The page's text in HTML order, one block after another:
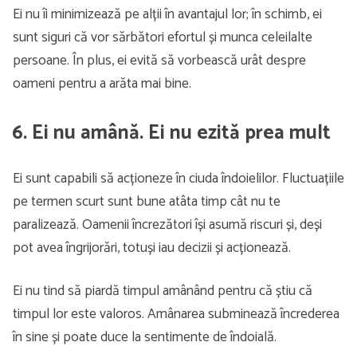
Ei nu îi minimizează pe alții în avantajul lor; în schimb, ei
sunt siguri că vor sărbători efortul și munca celeilalte
persoane. În plus, ei evită să vorbească urât despre
oameni pentru a arăta mai bine.
6. Ei nu amână. Ei nu ezită prea mult
Ei sunt capabili să acționeze în ciuda îndoielilor. Fluctuațiile
pe termen scurt sunt bune atâta timp cât nu te
paralizează. Oamenii încrezători își asumă riscuri și, deși
pot avea îngrijorări, totuși iau decizii și acționează.
Ei nu tind să piardă timpul amânând pentru că știu că
timpul lor este valoros. Amânarea subminează încrederea
în sine și poate duce la sentimente de îndoială.